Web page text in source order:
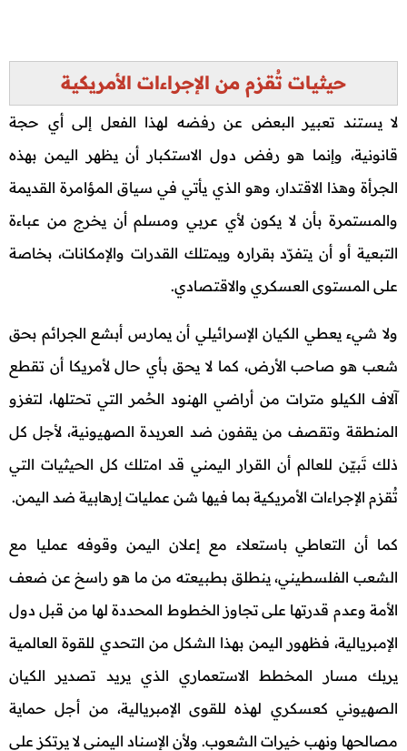
حيثيات تُقزم من الإجراءات الأمريكية
لا يستند تعبير البعض عن رفضه لهذا الفعل إلى أي حجة
قانونية، وإنما هو رفض دول الاستكبار أن يظهر اليمن بهذه
الجرأة وهذا الاقتدار، وهو الذي يأتي في سياق المؤامرة القديمة
والمستمرة بأن لا يكون لأي عربي ومسلم أن يخرج من عباءة
التبعية أو أن يتفرّد بقراره ويمتلك القدرات والإمكانات، بخاصة
على المستوى العسكري والاقتصادي.
ولا شيء يعطي الكيان الإسرائيلي أن يمارس أبشع الجرائم بحق
شعب هو صاحب الأرض، كما لا يحق بأي حال لأمريكا أن تقطع
آلاف الكيلو مترات من أراضي الهنود الحُمر التي تحتلها، لتغزو
المنطقة وتقصف من يقفون ضد العربدة الصهيونية، لأجل كل
ذلك تَبيّن للعالم أن القرار اليمني قد امتلك كل الحيثيات التي
تُقزم الإجراءات الأمريكية بما فيها شن عمليات إرهابية ضد اليمن.
كما أن التعاطي باستعلاء مع إعلان اليمن وقوفه عمليا مع
الشعب الفلسطيني، ينطلق بطبيعته من ما هو راسخ عن ضعف
الأمة وعدم قدرتها على تجاوز الخطوط المحددة لها من قبل دول
الإمبريالية، فظهور اليمن بهذا الشكل من التحدي للقوة العالمية
يربك مسار المخطط الاستعماري الذي يريد تصدير الكيان
الصهيوني كعسكري لهذه للقوى الإمبريالية، من أجل حماية
مصالحها ونهب خيرات الشعوب. ولأن الإسناد اليمني لا يرتكز على